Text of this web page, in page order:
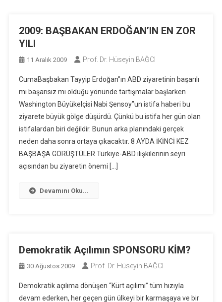
2009: BAŞBAKAN ERDOĞAN’IN EN ZOR
YILI
11 Aralık 2009 Prof. Dr. Hüseyin BAĞCI
CumaBaşbakan Tayyip Erdoğan”ın ABD ziyaretinin başarılı
mı başarısız mı olduğu yönünde tartışmalar başlarken
Washington Büyükelçisi Nabi Şensoy”un istifa haberi bu
ziyarete büyük gölge düşürdü. Çünkü bu istifa her gün olan
istifalardan biri değildir. Bunun arka planındaki gerçek
neden daha sonra ortaya çıkacaktır. 8 AYDA İKİNCİ KEZ
BAŞBAŞA GÖRÜŞTÜLER Türkiye-ABD ilişkilerinin seyri
açısından bu ziyaretin önemi […]
Devamını Oku...
Demokratik Açılımın SPONSORU KİM?
30 Ağustos 2009 Prof. Dr. Hüseyin BAĞCI
Demokratik açılıma dönüşen “Kürt açılımı” tüm hızıyla
devam ederken, her geçen gün ülkeyi bir karmaşaya ve bir